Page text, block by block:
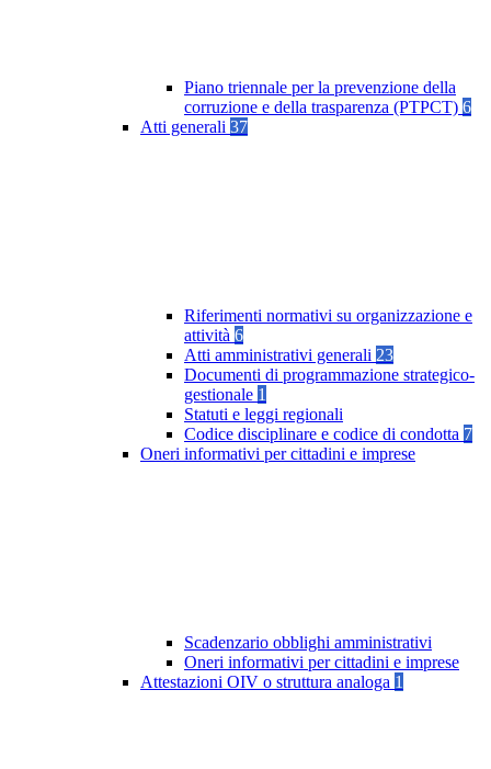
Piano triennale per la prevenzione della
corruzione e della trasparenza (PTPCT) 6
Atti generali 37
Riferimenti normativi su organizzazione e
attività 6
Atti amministrativi generali 23
Documenti di programmazione strategico-
gestionale 1
Statuti e leggi regionali
Codice disciplinare e codice di condotta 7
Oneri informativi per cittadini e imprese
Scadenzario obblighi amministrativi
Oneri informativi per cittadini e imprese
Attestazioni OIV o struttura analoga 1